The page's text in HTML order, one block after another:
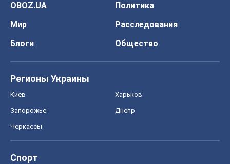
OBOZ.UA
Политика
Мир
Расследования
Блоги
Общество
Регионы Украины
Киев Харьков
Запорожье Днепр
Черкассы
Спорт